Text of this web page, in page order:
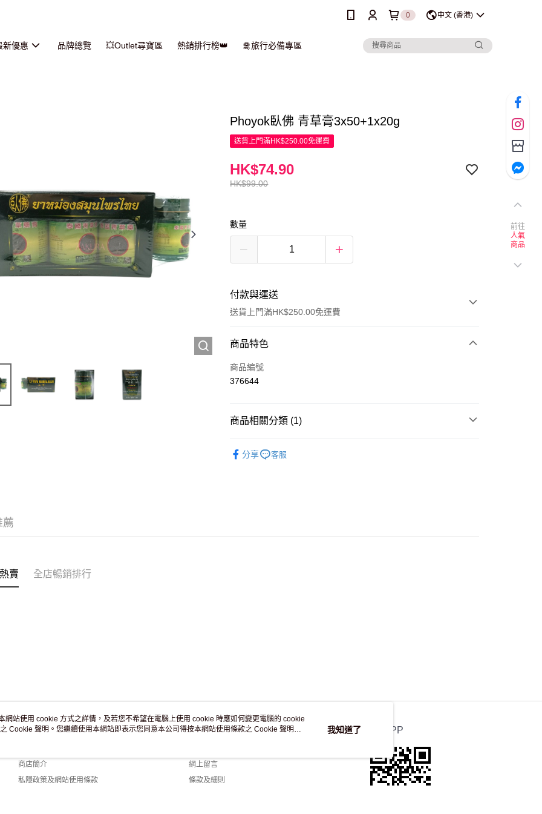
0 中文 (香港)
新優惠 品牌總覽 💥Outlet尋寶區 熱銷排行榜👑 🛅旅行必備專區
Phoyok臥佛 青草膏3x50+1x20g
送貨上門滿HK$250.00免運費
HK$99.00
HK$74.90
數量
付款與運送
送貨上門滿HK$250.00免運費
付款方式
信用卡
商品特色
商品編號
376644
商品相關分類 (1)
分享
客服
薦
賣 全店暢銷排行
關於我們
商店簡介
私隱政策及網站使用條款
客戶服務
網上留言
條款及細則
官方APP
前往
人氣
商品
網站使用 cookie 方式之詳情，及若您不希望在電腦上使用 cookie 時應如何變更電腦的 cookie
Cookie 聲明。您繼續使用本網站即表示您同意本公司得按本網站使用條款之 Cookie 聲明使
我知道了